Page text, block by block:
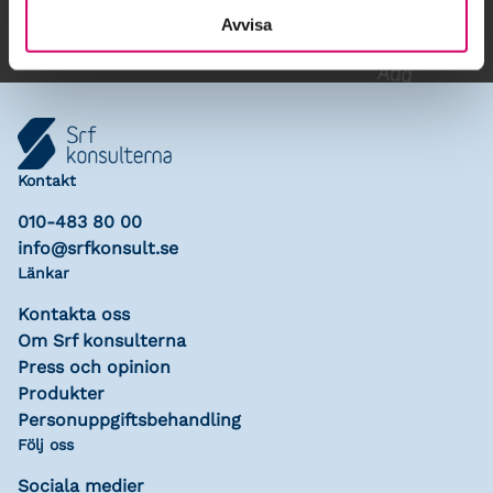
Avvisa
Kontakt
010-483 80 00
info@srfkonsult.se
Länkar
Kontakta oss
Om Srf konsulterna
Press och opinion
Produkter
Personuppgiftsbehandling
Följ oss
Sociala medier